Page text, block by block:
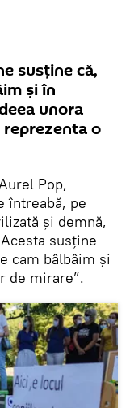
susține că,
și în
unora
o
Pop,
întreabă, pe
și demnă,
susține
cam bâlbâim și
de mirare”.